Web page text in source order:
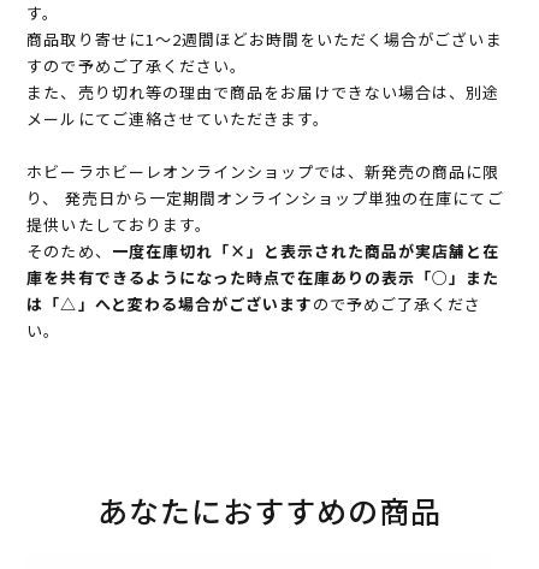
す。
商品取り寄せに1～2週間ほどお時間をいただく場合がございま
すので予めご了承ください。
また、売り切れ等の理由で商品をお届けできない場合は、別途
メールにてご連絡させていただきます。
ホビーラホビーレオンラインショップでは、新発売の商品に限
り、 発売日から一定期間オンラインショップ単独の在庫にてご
提供いたしております。
そのため、 一度在庫切れ「×」と表示された商品が実店舗と在
庫を共有できるようになった時点で在庫ありの表示「○」また
は「△」へと変わる場合がございますので予めご了承くださ
い。
あなたにおすすめの商品